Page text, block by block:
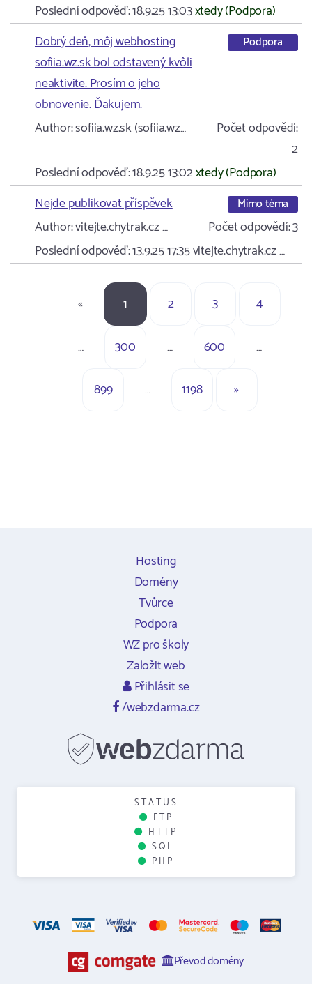
Poslední odpověď:18.9.25 13:03xtedy (Podpora)
Dobrý deň, môj webhosting
sofiia.wz.sk bol odstavený kvôli
neaktivite. Prosím o jeho
obnovenie. Ďakujem.
Podpora
Author:sofiia.wz.sk (sofiia.wz…
Počet odpovědí:
2
Poslední odpověď:18.9.25 13:02xtedy (Podpora)
Nejde publikovat příspěvek
Mimo téma
Author:vitejte.chytrak.cz … Počet odpovědí:3
Poslední odpověď:13.9.25 17:35vitejte.chytrak.cz …
« 1 2 3 4
… 300 … 600 …
899 … 1198 »
Hosting
Domény
Tvůrce
Podpora
WZ pro školy
Založit web
Přihlásit se
/webzdarma.cz
STATUS
FTP
HTTP
SQL
PHP
Převod domény